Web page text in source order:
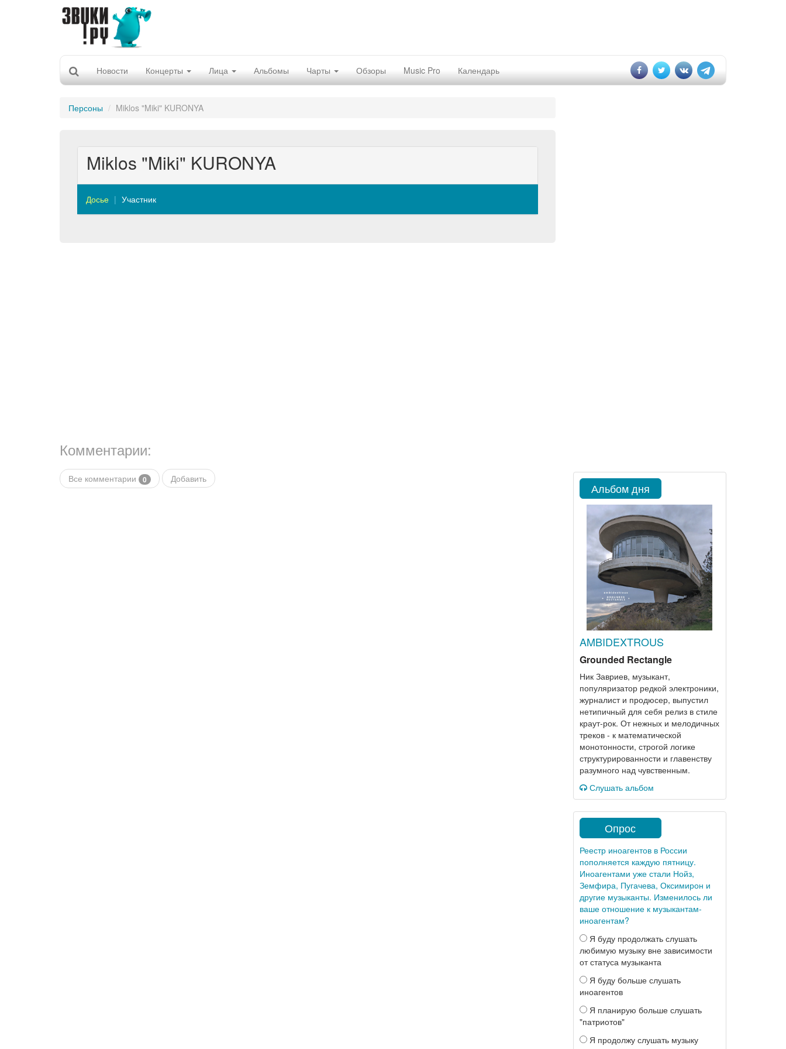
Новости Концерты Лица Альбомы Чарты Обзоры Music Pro Календарь
Персоны Miklos "Miki" KURONYA
Miklos "Miki" KURONYA
Досье Участник
Комментарии:
Все комментарии 0 Добавить
Альбом дня
AMBIDEXTROUS
Grounded Rectangle
Ник Завриев, музыкант,
популяризатор редкой электроники,
журналист и продюсер, выпустил
нетипичный для себя релиз в стиле
краут-рок. От нежных и мелодичных
треков - к математической
монотонности, строгой логике
структурированности и главенству
разумного над чувственным.
Слушать альбом
Опрос
Реестр иноагентов в России
пополняется каждую пятницу.
Иноагентами уже стали Нойз,
Земфира, Пугачева, Оксимирон и
другие музыканты. Изменилось ли
ваше отношение к музыкантам-
иноагентам?
Я буду продолжать слушать
любимую музыку вне зависимости
от статуса музыканта
Я буду больше слушать
иноагентов
Я планирую больше слушать
"патриотов"
Я продолжу слушать музыку